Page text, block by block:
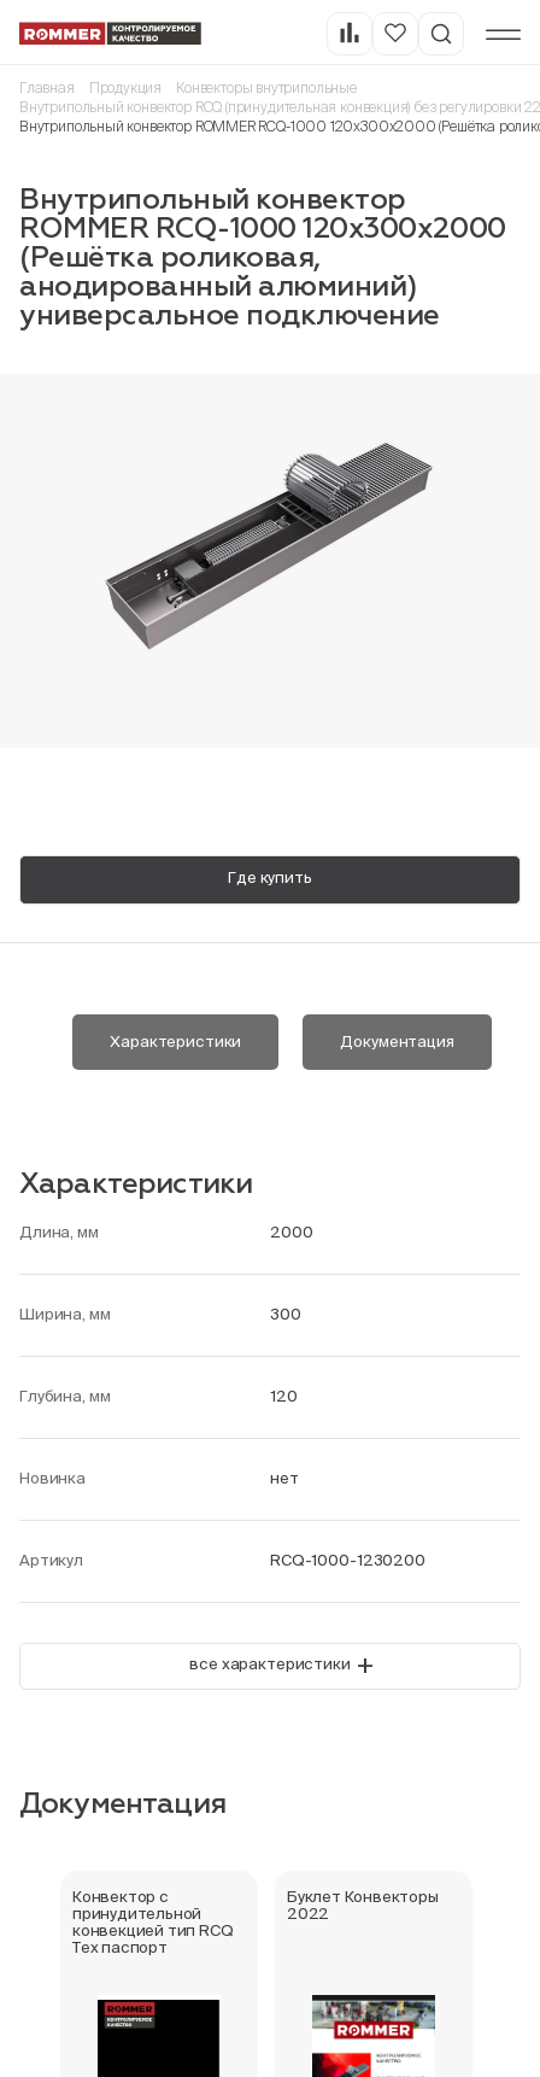
Пн-Пт, 9:00—18:00
Главная Продукция
Конвекторы внутрипольные
Внутрипольный конвектор RCQ (принудительная конвекция) без регулировки
Внутрипольный конвектор ROMMER RCQ-1000 120х300х2000 (Решётка
Внутрипольный конвектор
ROMMER RCQ-1000 120х300х2000
(Решётка роликовая,
анодированный алюминий)
универсальное подключение
Где купить
Характеристики Документация
Характеристики
Длина, мм 2000
Ширина, мм 300
Глубина, мм 120
Новинка нет
Артикул RCQ-1000-1230200
все характеристики +
Документация
Конвектор с
принудительной
конвекцией тип RCQ
Тех паспорт
Буклет Конвекторы
2022